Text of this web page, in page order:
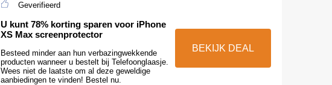
Geverifieerd
U kunt 78% korting sparen voor iPhone
XS Max screenprotector
Besteed minder aan hun verbazingwekkende
producten wanneer u bestelt bij Telefoonglaasje.
Wees niet de laatste om al deze geweldige
aanbiedingen te vinden! Bestel nu.
BEKIJK DEAL